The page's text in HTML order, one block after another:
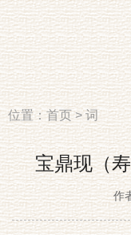
位置：首页>词
宝鼎现（
作